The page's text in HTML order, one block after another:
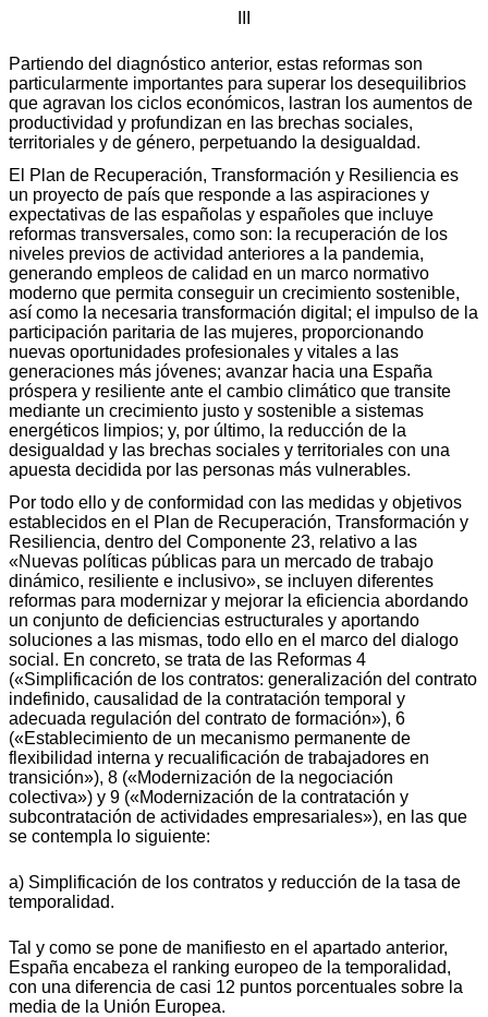
Partiendo del diagnóstico anterior, estas reformas son
particularmente importantes para superar los desequilibrios
que agravan los ciclos económicos, lastran los aumentos de
productividad y profundizan en las brechas sociales,
territoriales y de género, perpetuando la desigualdad.
El Plan de Recuperación, Transformación y Resiliencia es
un proyecto de país que responde a las aspiraciones y
expectativas de las españolas y españoles que incluye
reformas transversales, como son: la recuperación de los
niveles previos de actividad anteriores a la pandemia,
generando empleos de calidad en un marco normativo
moderno que permita conseguir un crecimiento sostenible,
así como la necesaria transformación digital; el impulso de la
participación paritaria de las mujeres, proporcionando
nuevas oportunidades profesionales y vitales a las
generaciones más jóvenes; avanzar hacia una España
próspera y resiliente ante el cambio climático que transite
mediante un crecimiento justo y sostenible a sistemas
energéticos limpios; y, por último, la reducción de la
desigualdad y las brechas sociales y territoriales con una
apuesta decidida por las personas más vulnerables.
Por todo ello y de conformidad con las medidas y objetivos
establecidos en el Plan de Recuperación, Transformación y
Resiliencia, dentro del Componente 23, relativo a las
«Nuevas políticas públicas para un mercado de trabajo
dinámico, resiliente e inclusivo», se incluyen diferentes
reformas para modernizar y mejorar la eficiencia abordando
un conjunto de deficiencias estructurales y aportando
soluciones a las mismas, todo ello en el marco del dialogo
social. En concreto, se trata de las Reformas 4
(«Simplificación de los contratos: generalización del contrato
indefinido, causalidad de la contratación temporal y
adecuada regulación del contrato de formación»), 6
(«Establecimiento de un mecanismo permanente de
flexibilidad interna y recualificación de trabajadores en
transición»), 8 («Modernización de la negociación
colectiva») y 9 («Modernización de la contratación y
subcontratación de actividades empresariales»), en las que
se contempla lo siguiente:
a) Simplificación de los contratos y reducción de la tasa de
temporalidad.
Tal y como se pone de manifiesto en el apartado anterior,
España encabeza el ranking europeo de la temporalidad,
con una diferencia de casi 12 puntos porcentuales sobre la
media de la Unión Europea.